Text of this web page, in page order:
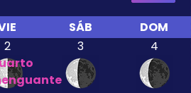
SÁB
DOM
2
3 4